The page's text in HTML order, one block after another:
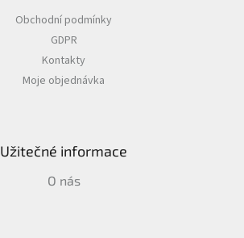
Obchodní podmínky
GDPR
Kontakty
Moje objednávka
Užitečné informace
O nás